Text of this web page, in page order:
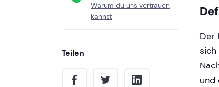
Warum du uns vertrauen
kannst
Teilen
Der
sich
und